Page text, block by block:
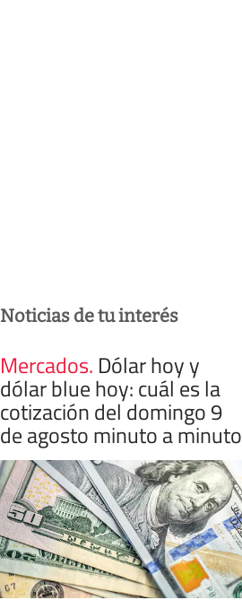
Noticias de tu interés
Mercados. Dólar hoy y
dólar blue hoy: cuál es la
cotización del domingo 9
de agosto minuto a minuto